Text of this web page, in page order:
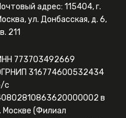
адрес: 115404, г.
ул. Донбасская, д. 6,
211
773703492669
316774600532434
с
в
Москве (Филиал